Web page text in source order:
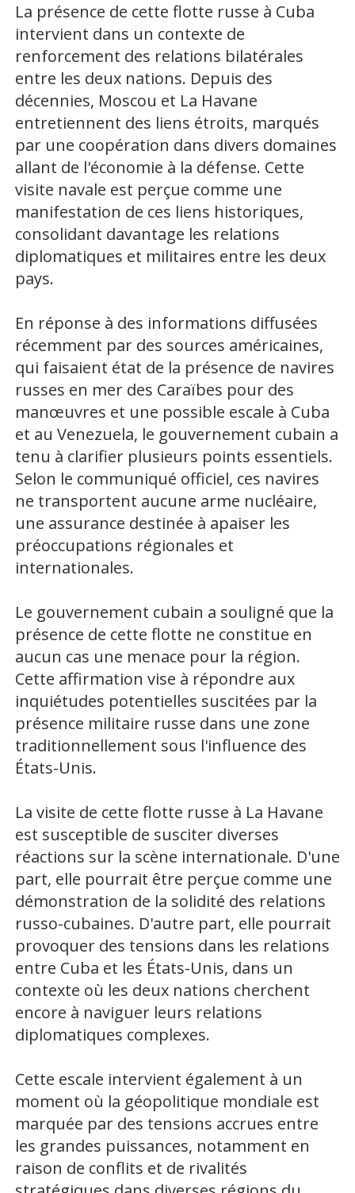
La présence de cette flotte russe à Cuba
intervient dans un contexte de
renforcement des relations bilatérales
entre les deux nations. Depuis des
décennies, Moscou et La Havane
entretiennent des liens étroits, marqués
par une coopération dans divers domaines
allant de l'économie à la défense. Cette
visite navale est perçue comme une
manifestation de ces liens historiques,
consolidant davantage les relations
diplomatiques et militaires entre les deux
pays.
En réponse à des informations diffusées
récemment par des sources américaines,
qui faisaient état de la présence de navires
russes en mer des Caraïbes pour des
manœuvres et une possible escale à Cuba
et au Venezuela, le gouvernement cubain a
tenu à clarifier plusieurs points essentiels.
Selon le communiqué officiel, ces navires
ne transportent aucune arme nucléaire,
une assurance destinée à apaiser les
préoccupations régionales et
internationales.
Le gouvernement cubain a souligné que la
présence de cette flotte ne constitue en
aucun cas une menace pour la région.
Cette affirmation vise à répondre aux
inquiétudes potentielles suscitées par la
présence militaire russe dans une zone
traditionnellement sous l'influence des
États-Unis.
La visite de cette flotte russe à La Havane
est susceptible de susciter diverses
réactions sur la scène internationale. D'une
part, elle pourrait être perçue comme une
démonstration de la solidité des relations
russo-cubaines. D'autre part, elle pourrait
provoquer des tensions dans les relations
entre Cuba et les États-Unis, dans un
contexte où les deux nations cherchent
encore à naviguer leurs relations
diplomatiques complexes.
Cette escale intervient également à un
moment où la géopolitique mondiale est
marquée par des tensions accrues entre
les grandes puissances, notamment en
raison de conflits et de rivalités